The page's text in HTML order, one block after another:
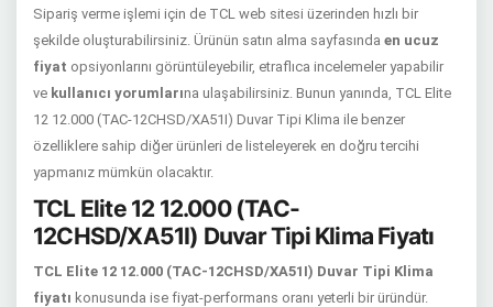
Sipariş verme işlemi için de TCL web sitesi üzerinden hızlı bir
şekilde oluşturabilirsiniz. Ürünün satın alma sayfasında en ucuz
fiyat opsiyonlarını görüntüleyebilir, etraflıca incelemeler yapabilir
ve kullanıcı yorumlarına ulaşabilirsiniz. Bunun yanında, TCL Elite
12 12.000 (TAC-12CHSD/XA51I) Duvar Tipi Klima ile benzer
özelliklere sahip diğer ürünleri de listeleyerek en doğru tercihi
yapmanız mümkün olacaktır.
TCL Elite 12 12.000 (TAC-
12CHSD/XA51I) Duvar Tipi Klima Fiyatı
TCL Elite 12 12.000 (TAC-12CHSD/XA51I) Duvar Tipi Klima
fiyatı konusunda ise fiyat-performans oranı yeterli bir üründür.